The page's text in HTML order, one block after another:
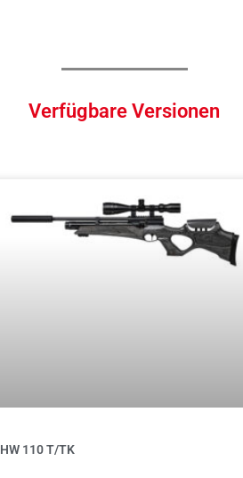
Verfügbare Versionen
HW 110 T/TK